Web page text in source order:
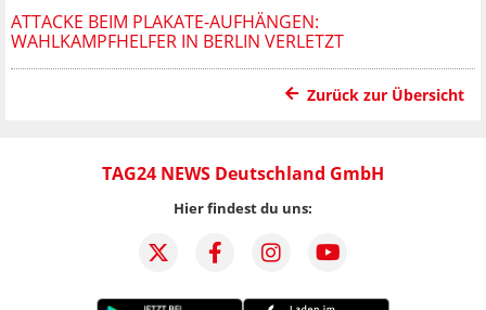
ATTACKE BEIM PLAKATE-AUFHÄNGEN:
WAHLKAMPFHELFER IN BERLIN VERLETZT
Zurück zur Übersicht
TAG24 NEWS Deutschland GmbH
Hier findest du uns: